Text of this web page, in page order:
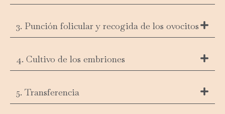
3. Punción folicular y recogida de los ovocitos
4. Cultivo de los embriones
5. Transferencia